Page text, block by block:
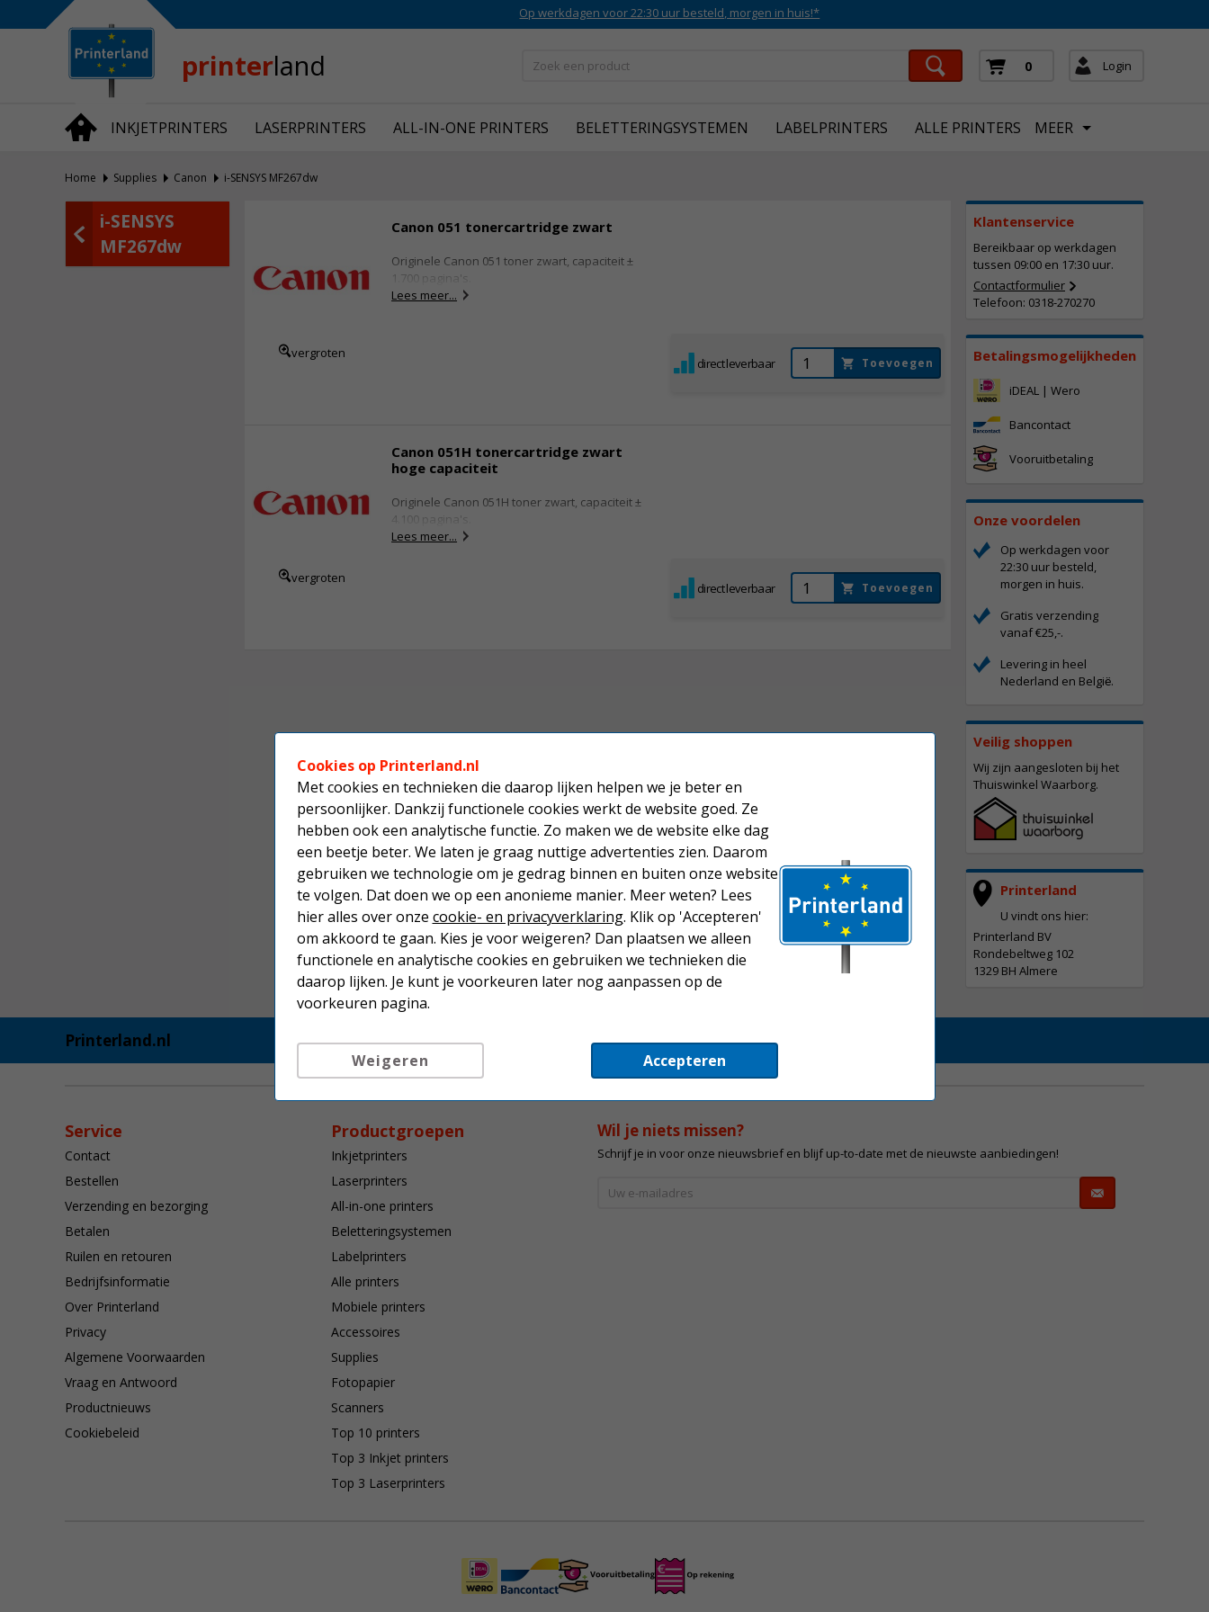
Op werkdagen voor 22:30 uur besteld, morgen in huis!*
printerland 0 Login
INKJETPRINTERS LASERPRINTERS ALL-IN-ONE PRINTERS BELETTERINGSYSTEMEN LABELPRINTERS ALLE PRINTERS MEER
Over Printerland
Privacy
Algemene Voorwaarden
Productnieuws
Home Supplies Canon i-SENSYS MF267dw
Klantenservice
Bereikbaar op werkdagen
tussen 09:00 en 17:30 uur.
Contactformulier
Telefoon: 0318-270270
Betalingsmogelijkheden
iDEAL | Wero
Bancontact
Vooruitbetaling
Onze voordelen
Op werkdagen voor
22:30 uur besteld,
morgen in huis.
Gratis verzending
vanaf €25,-.
Levering in heel
Nederland en België.
Veilig shoppen
Wij zijn aangesloten bij het
Thuiswinkel Waarborg.
Printerland
U vindt ons hier:
Printerland BV
Rondebeltweg 102
1329 BH Almere
i-SENSYS
MF267dw
vergroten
Canon 051 tonercartridge zwart
Originele Canon 051 toner zwart, capaciteit ±
1.700 pagina's.
Lees meer...
direct leverbaar Toevoegen
vergroten
Canon 051H tonercartridge zwart
hoge capaciteit
Originele Canon 051H toner zwart, capaciteit ±
4.100 pagina's.
Lees meer...
direct leverbaar Toevoegen
Printerland.nl
Service
Contact
Bestellen
Verzending en bezorging
Betalen
Ruilen en retouren
Bedrijfsinformatie
Over Printerland
Privacy
Algemene Voorwaarden
Vraag en Antwoord
Productnieuws
Cookiebeleid
Productgroepen
Inkjetprinters
Laserprinters
All-in-one printers
Beletteringsystemen
Labelprinters
Alle printers
Mobiele printers
Accessoires
Supplies
Fotopapier
Scanners
Top 10 printers
Top 3 Inkjet printers
Top 3 Laserprinters
Wil je niets missen?
Schrijf je in voor onze nieuwsbrief en blijf up-to-date met de nieuwste aanbiedingen!
Cookies op Printerland.nl
Met cookies en technieken die daarop lijken helpen we je beter en
persoonlijker. Dankzij functionele cookies werkt de website goed. Ze
hebben ook een analytische functie. Zo maken we de website elke dag
een beetje beter. We laten je graag nuttige advertenties zien. Daarom
gebruiken we technologie om je gedrag binnen en buiten onze website
te volgen. Dat doen we op een anonieme manier. Meer weten? Lees
hier alles over onze cookie- en privacyverklaring. Klik op 'Accepteren'
om akkoord te gaan. Kies je voor weigeren? Dan plaatsen we alleen
functionele en analytische cookies en gebruiken we technieken die
daarop lijken. Je kunt je voorkeuren later nog aanpassen op de
voorkeuren pagina.
Accepteren
Weigeren